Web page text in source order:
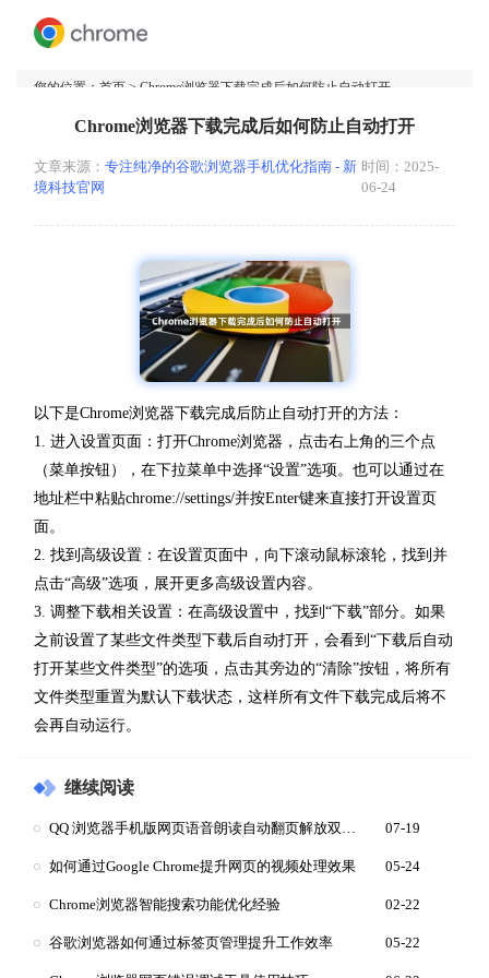
您的位置： 首页 > Chrome浏览器下载完成后如何防止自动打开
Chrome浏览器下载完成后如何防止自动打开
文章来源： 专注纯净的谷歌浏览器手机优化指南 - 新
境科技官网
时间：2025-
06-24
以下是Chrome浏览器下载完成后防止自动打开的方法：
1. 进入设置页面：打开Chrome浏览器，点击右上角的三个点
（菜单按钮），在下拉菜单中选择“设置”选项。也可以通过在
地址栏中粘贴chrome://settings/并按Enter键来直接打开设置页
面。
2. 找到高级设置：在设置页面中，向下滚动鼠标滚轮，找到并
点击“高级”选项，展开更多高级设置内容。
3. 调整下载相关设置：在高级设置中，找到“下载”部分。如果
之前设置了某些文件类型下载后自动打开，会看到“下载后自动
打开某些文件类型”的选项，点击其旁边的“清除”按钮，将所有
文件类型重置为默认下载状态，这样所有文件下载完成后将不
会再自动运行。
继续阅读
07-19
如何通过Google Chrome提升网页的视频处理效果 05-24
Chrome浏览器智能搜索功能优化经验 02-22
谷歌浏览器如何通过标签页管理提升工作效率 05-22